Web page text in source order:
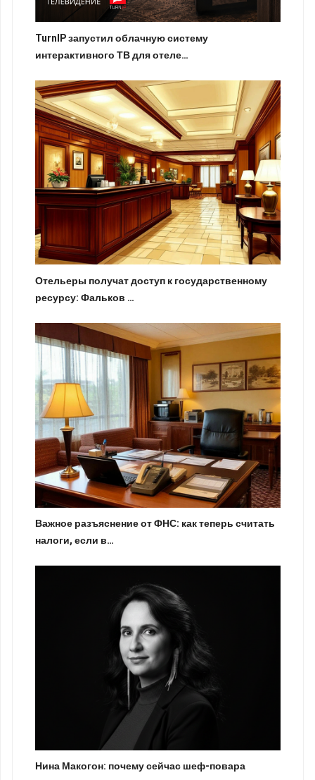
TurnIP запустил облачную систему
интерактивного ТВ для отеле…
Отельеры получат доступ к государственному
ресурсу: Фальков …
Важное разъяснение от ФНС: как теперь считать
налоги, если в…
Нина Макогон: почему сейчас шеф-повара